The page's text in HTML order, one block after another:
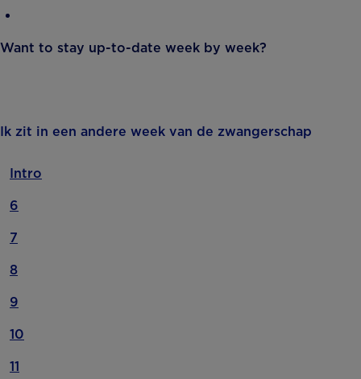
Want to stay up-to-date week by week?
Ik zit in een andere week van de zwangerschap
Intro
6
7
8
9
10
11